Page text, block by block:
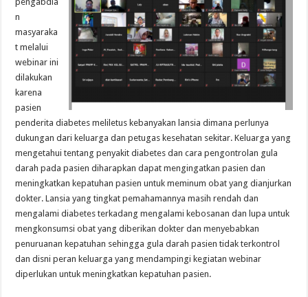
n
masyaraka
t melalui
webinar ini
dilakukan
karena
pasien
penderita diabetes meliletus kebanyakan lansia dimana perlunya
dukungan dari keluarga dan petugas kesehatan sekitar. Keluarga yang
mengetahui tentang penyakit diabetes dan cara pengontrolan gula
darah pada pasien diharapkan dapat mengingatkan pasien dan
meningkatkan kepatuhan pasien untuk meminum obat yang dianjurkan
dokter. Lansia yang tingkat pemahamannya masih rendah dan
mengalami diabetes terkadang mengalami kebosanan dan lupa untuk
mengkonsumsi obat yang diberikan dokter dan menyebabkan
penuruanan kepatuhan sehingga gula darah pasien tidak terkontrol
dan disni peran keluarga yang mendampingi kegiatan webinar
diperlukan untuk meningkatkan kepatuhan pasien.